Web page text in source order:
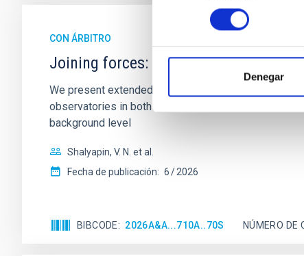
consentimiento
Denegar
CON ÁRBITRO
Joining forces: 30 years of optical
We present extended optical monitoring of the
observatories in both hemispheres and using a
background level
Shalyapin, V. N. et al.
Fecha de publicación: 6 2026
BIBCODE 2026A&A...710A..70S NÚMERO DE